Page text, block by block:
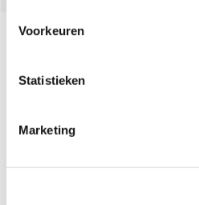
gegevensverwerking staat in de
Voorkeuren
Statistieken
Marketing
Online aanbieder
webshop mag verkopen.
⁠Verantwoorde zorg, ⁠ook